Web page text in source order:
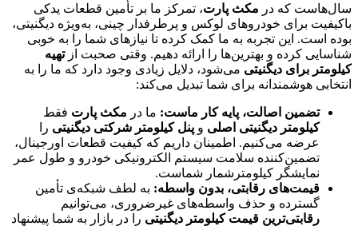
سال‌هاست که در مکث پارت، تمرکز ما بر تأمین قطعات یدکی
باکیفیت برای خودروهای لوکس و پرطرفدار چینی، به‌ویژه دیگنیتی،
بوده است. این تجربه به ما کمک کرده تا نیازهای شما را به خوبی
شناسایی کرده و بهترین‌ها را ارائه دهیم. وقتی صحبت ازتهیه
کیلومتر برای دیگنیتی می‌شود، دلایل زیادی وجود دارد که ما را به
انتخابی هوشمندانه برای شما تبدیل می‌کند:
تضمین اصالت، پایه کار ماست: ما در مکث پارت فقط
کیلومتر دیگنیتی اصلی و پنل کیلومتر شرکتی دیگنیتی را
عرضه می‌کنیم. اطمینان داریم که کیفیت قطعات اورجینال،
تضمین‌کننده سلامت سیستم الکترونیکی خودرو و طول عمر
نمایشگر کیلومترشمار شماست.
قیمت‌های رقابتی، بدون واسطه: به لطف شبکه‌ی تأمین
گسترده و حذف واسطه‌های غیرضروری، می‌توانیم
رقابتی‌ترین قیمت کیلومتر دیگنیتی را در بازار به شما پیشنهاد